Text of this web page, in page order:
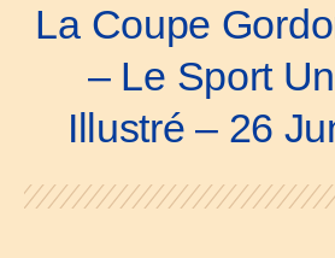
La Coupe
– Le Sport
Illustré – 26